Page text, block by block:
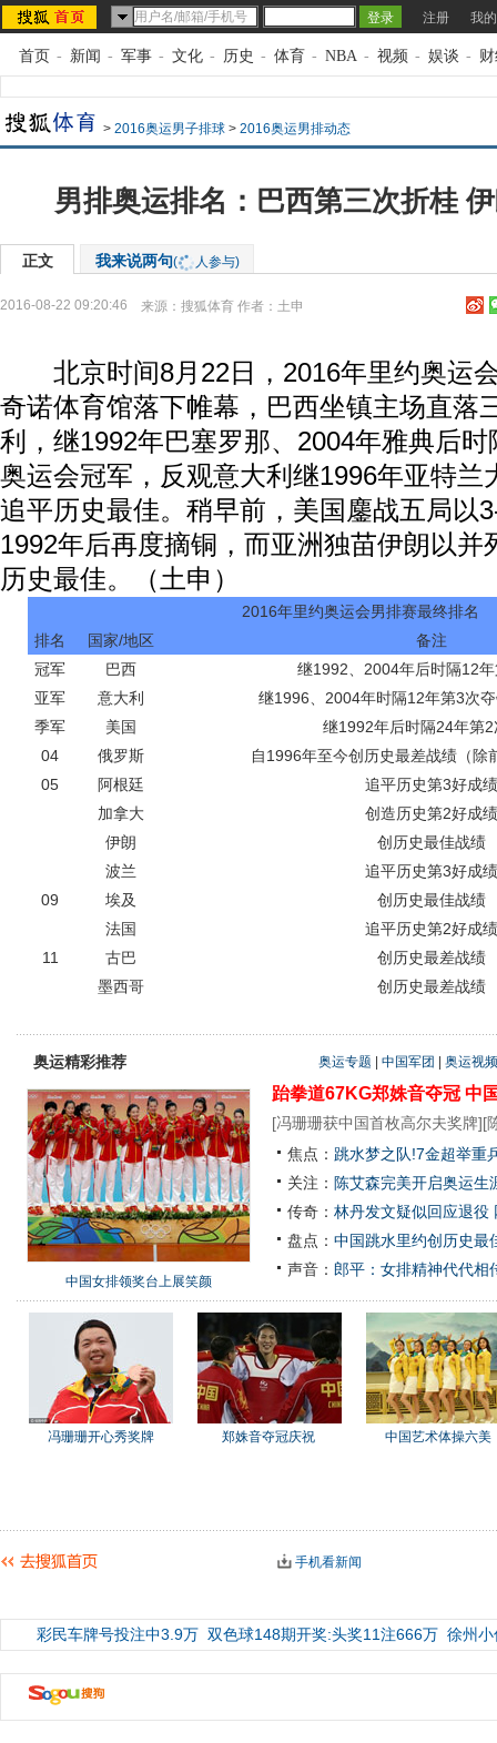
注册 我
首页 - 新闻 - 军事 - 文化 - 历史 - 体育 - NBA - 视频 - 娱谈 -
> 2016奥运男子排球 > 2016奥运男排动态
男排奥运排名：巴西第三次折桂
正文 我来说两句( 人参与)
2016-08-22 09:20:46 来源： 搜狐体育 作者：土申
北京时间8月22日，2016年里约奥运
奇诺体育馆落下帷幕，巴西坐镇主场直落
利，继1992年巴塞罗那、2004年雅典后
奥运会冠军，反观意大利继1996年亚特兰
追平历史最佳。稍早前，美国鏖战五局以
1992年后再度摘铜，而亚洲独苗伊朗以并
历史最佳。（土申）
2016年里约奥运会男排赛最终排名
排名
国家/地区
备注
冠军
巴西
继1992、2004年后时隔12
亚军
意大利
继1996、2004年时隔12年第3次
季军
美国
继1992年后时隔24年第2
04
俄罗斯
自1996年至今创历史最差战绩（除
05
阿根廷
追平历史第3好成绩
加拿大
创造历史第2好成绩
伊朗
创历史最佳战绩
波兰
追平历史第3好成绩
09
埃及
创历史最佳战绩
法国
追平历史第2好成绩
11
古巴
创历史最差战绩
墨西哥
创历史最差战绩
奥运精彩推荐 奥运专题 中国军团 奥运视频
中国女排领奖台上展笑颜
跆拳道67KG郑姝音夺冠 中
[冯珊珊获中国首枚高尔夫奖牌][
焦点： 跳水梦之队!7金超举重
关注： 陈艾森完美开启奥运
传奇： 林丹发文疑似回应退役
盘点： 中国跳水里约创历史最
声音： 郎平：女排精神代代相
冯珊珊开心秀奖牌 郑姝音夺冠庆祝 中国艺术体操六美
手机看新闻
彩民车牌号投注中3.9万 双色球148期开奖:头奖11注666万 徐州